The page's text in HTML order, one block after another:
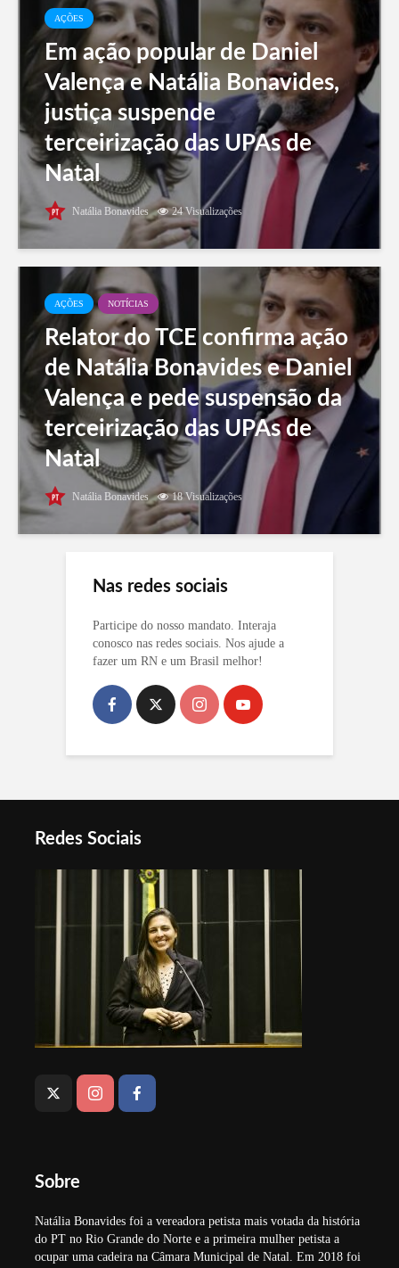
AÇÕES
Em ação popular de Daniel
Valença e Natália Bonavides,
justiça suspende
terceirização das UPAs de
Natal
Natália Bonavides 24 Visualizações
AÇÕES NOTÍCIAS
Relator do TCE confirma ação
de Natália Bonavides e Daniel
Valença e pede suspensão da
terceirização das UPAs de
Natal
Natália Bonavides 18 Visualizações
Nas redes sociais
Participe do nosso mandato. Interaja
conosco nas redes sociais. Nos ajude a
fazer um RN e um Brasil melhor!
Redes Sociais
Sobre
Natália Bonavides foi a vereadora petista mais votada da história
do PT no Rio Grande do Norte e a primeira mulher petista a
ocupar uma cadeira na Câmara Municipal de Natal. Em 2018 foi